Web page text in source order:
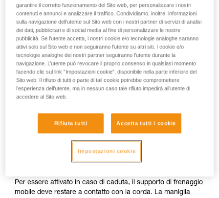
Autoassicurazione in calata quando il carico tira la corda
maniglia del dispositivo rispettando la presa raccomandata,
Per essere attivato in caso di caduta, il supporto di frenaggio
mobile deve restare a contatto con la corda. La maniglia
garantire il corretto funzionamento del Sito web, per personalizzare i nostri
contenuti e annunci e analizzare il traffico. Condividiamo, inoltre, informazioni
sulla navigazione dell’utente sul Sito web con i nostri partner di servizi di analisi
dei dati, pubblicitari e di social media al fine di personalizzare le nostre
pubblicità. Se l’utente accetta, i nostri cookie e/o tecnologie analoghe saranno
attivi solo sul Sito web e non seguiranno l’utente su altri siti. I cookie e/o
tecnologie analoghe dei nostri partner seguiranno l’utente durante la
navigazione. L’utente può revocare il proprio consenso in qualsiasi momento
facendo clic sul link “Impostazioni cookie”, disponibile nella parte inferiore del
Sito web. Il rifiuto di tutti o parte di tali cookie potrebbe compromettere
l’esperienza dell’utente, ma in nessun caso tale rifiuto impedirà all’utente di
accedere al Sito web.
Rifiuta tutti Accetta tutti i cookie
Impostazioni cookie